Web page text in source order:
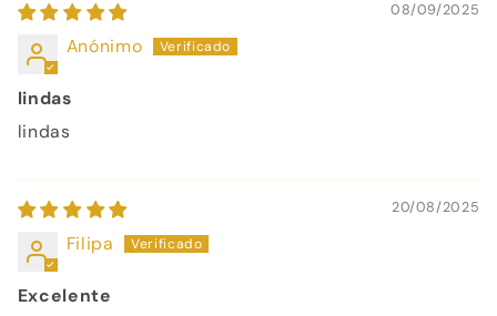
08/09/2025
Anónimo
lindas
lindas
20/08/2025
Filipa
Excelente